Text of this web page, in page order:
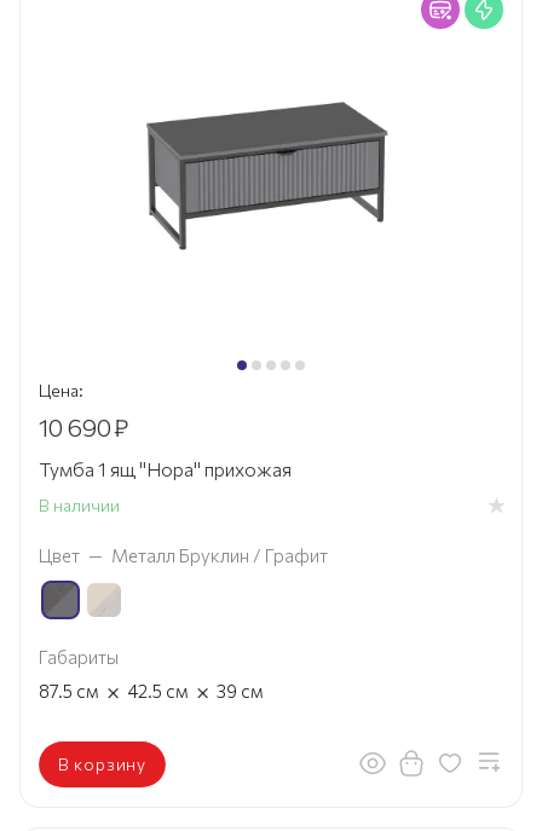
Цена:
10 690₽
Тумба 1 ящ "Нора" прихожая
В наличии
Цвет — Металл Бруклин / Графит
Габариты
87.5 см × 42.5 см × 39 см
В корзину